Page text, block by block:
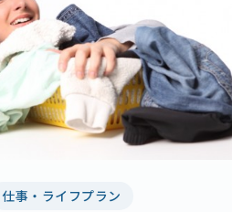
仕事・ライフプラン